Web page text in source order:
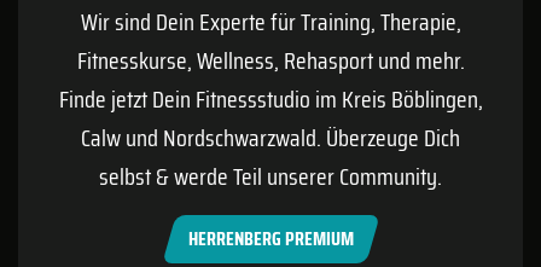
Wir sind Dein Experte für Training, Therapie,
Fitnesskurse, Wellness, Rehasport und mehr.
Finde jetzt Dein Fitnessstudio im KreisBöblingen,
Calwund Nordschwarzwald. Überzeuge Dich
selbst & werde Teil unserer Community.
HERRENBERG PREMIUM